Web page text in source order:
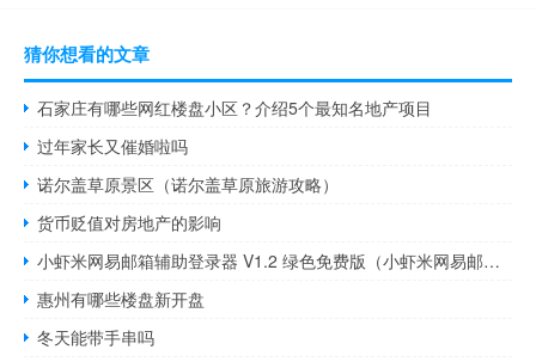
猜你想看的文章
石家庄有哪些网红楼盘小区？介绍5个最知名地产项目
过年家长又催婚啦吗
诺尔盖草原景区（诺尔盖草原旅游攻略）
货币贬值对房地产的影响
小虾米网易邮箱辅助登录器 V1.2 绿色免费版（小虾米网易邮箱辅助登录器 V1.2 绿色免费版功能简介）
惠州有哪些楼盘新开盘
冬天能带手串吗